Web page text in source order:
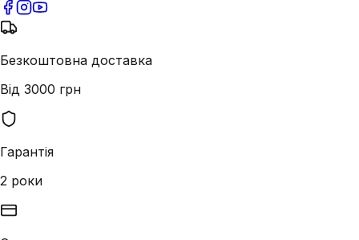
Безкоштовна доставка
Від 3000 грн
Гарантія
2 роки